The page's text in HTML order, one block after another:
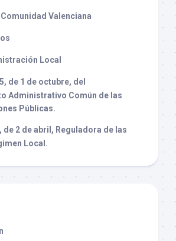
Valenciana
Local
de 1 de octubre, del
Administrativo Común de las
Públicas.
de 2 de abril, Reguladora de las
Local.